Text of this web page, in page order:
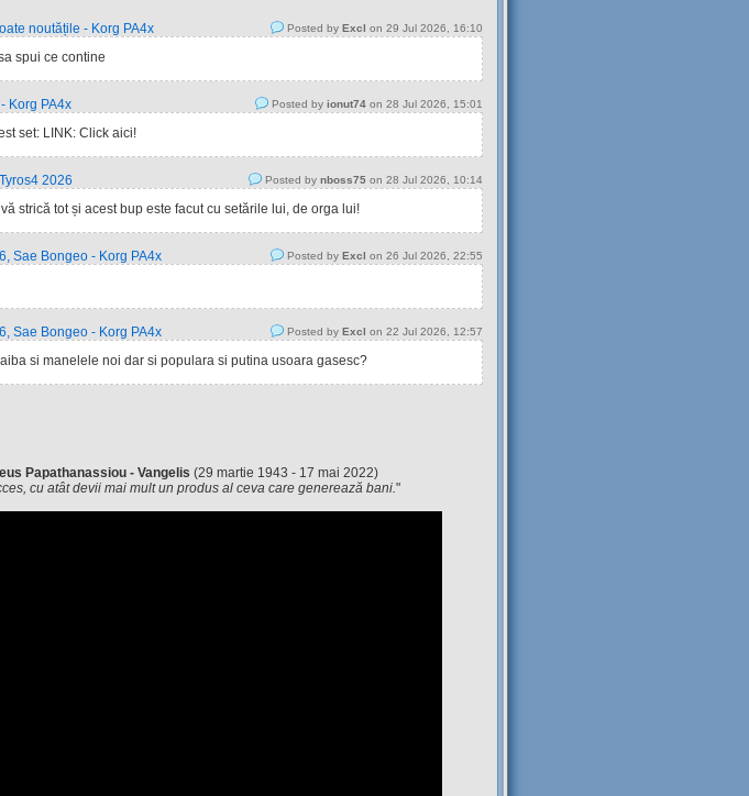
noutățile - Korg PA4x Posted by Excl on 29 Jul 2026, 16:10
spui ce contine
Korg PA4x Posted by ionut74 on 28 Jul 2026, 15:01
set: LINK: Click aici!
2026 Posted by nboss75 on 28 Jul 2026, 10:14
strică tot și acest bup este facut cu setările lui, de orga lui!
Sae Bongeo - Korg PA4x Posted by Excl on 26 Jul 2026, 22:55
Sae Bongeo - Korg PA4x Posted by Excl on 22 Jul 2026, 12:57
si manelele noi dar si populara si putina usoara gasesc?
Papathanassiou - Vangelis (29 martie 1943 - 17 mai 2022)
cu atât devii mai mult un produs al ceva care generează bani."